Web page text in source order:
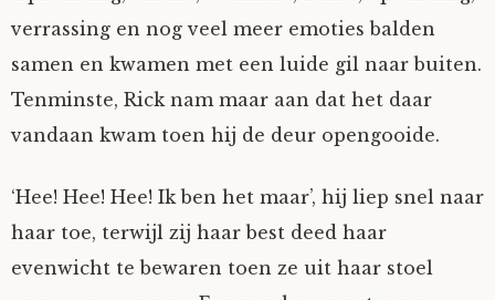
verrassing en nog veel meer emoties balden
samen en kwamen met een luide gil naar buiten.
Tenminste, Rick nam maar aan dat het daar
vandaan kwam toen hij de deur opengooide.
‘Hee! Hee! Hee! Ik ben het maar’, hij liep snel naar
haar toe, terwijl zij haar best deed haar
evenwicht te bewaren toen ze uit haar stoel